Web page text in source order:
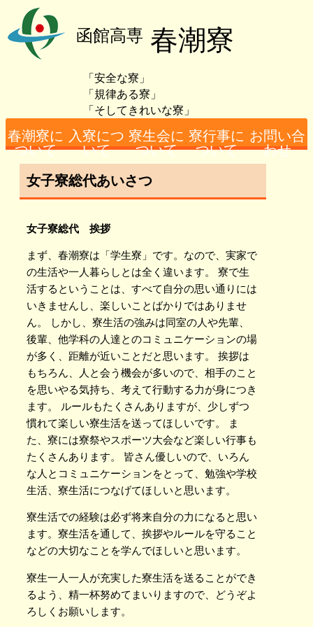
函館高専 春潮寮
「安全な寮」
「規律ある寮」
「そしてきれいな寮」
春潮寮に
ついて
寮務主事あいさつ
寮の概要
入寮者数
設備（男子）につ
いて
設備（女子）につ
いて
寮生の日課につい
て
入寮につ
いて
必要となる費用
女子寮担当者より
寮生会に
ついて
寮生会概要
男子寮総代あいさ
つ
女子寮総代あいさ
つ
寮行事に
ついて
お問い合
わせ
女子寮総代あいさつ
女子寮総代 挨拶
まず、春潮寮は「学生寮」です。なので、実家で
の生活や一人暮らしとは全く違います。 寮で生
活するということは、すべて自分の思い通りには
いきませんし、楽しいことばかりではありませ
ん。 しかし、寮生活の強みは同室の人や先輩、
後輩、他学科の人達とのコミュニケーションの場
が多く、距離が近いことだと思います。 挨拶は
もちろん、人と会う機会が多いので、相手のこと
を思いやる気持ち、考えて行動する力が身につき
ます。 ルールもたくさんありますが、少しずつ
慣れて楽しい寮生活を送ってほしいです。 ま
た、寮には寮祭やスポーツ大会など楽しい行事も
たくさんあります。 皆さん優しいので、いろん
な人とコミュニケーションをとって、勉強や学校
生活、寮生活につなげてほしいと思います。
寮生活での経験は必ず将来自分の力になると思い
ます。寮生活を通して、挨拶やルールを守ること
などの大切なことを学んでほしいと思います。
寮生一人一人が充実した寮生活を送ることができ
るよう、精一杯努めてまいりますので、どうぞよ
ろしくお願いします。